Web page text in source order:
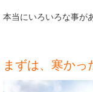
本当にいろいろな事が
まずは、寒かっ